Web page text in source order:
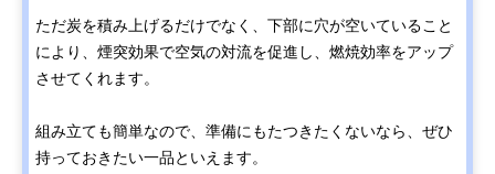
ただ炭を積み上げるだけでなく、下部に穴が空いていること
により、煙突効果で空気の対流を促進し、燃焼効率をアップ
させてくれます。
組み立ても簡単なので、準備にもたつきたくないなら、ぜひ
持っておきたい一品といえます。